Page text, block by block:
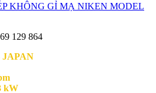
KHÔNG GỈ MẠ NIKEN MODEL
129 864
JAPAN
kW